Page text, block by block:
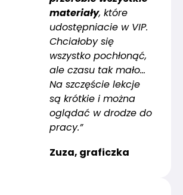
materiały, które
udostępniacie w VIP.
Chciałoby się
wszystko pochłonąć,
ale czasu tak mało…
Na szczęście lekcje
są krótkie i można
oglądać w drodze do
pracy.”
Zuza, graficzka